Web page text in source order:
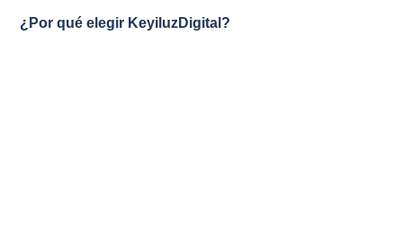
¿Por qué elegir KeyiluzDigital?